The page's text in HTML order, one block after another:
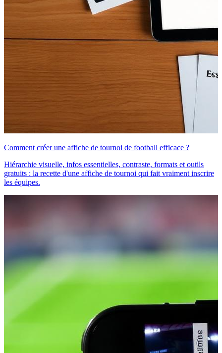
Comment créer une affiche de tournoi de football efficace ?
Hiérarchie visuelle, infos essentielles, contraste, formats et outils
gratuits : la recette d'une affiche de tournoi qui fait vraiment inscrire
les équipes.